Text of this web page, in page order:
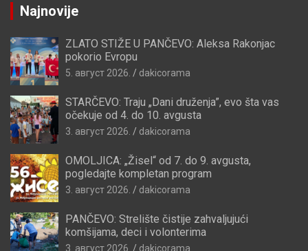
Najnovije
ZLATO STIŽE U PANČEVO: Aleksa Rakonjac
pokorio Evropu
5. август 2026. dakicorama
STARČEVO: Traju „Dani druženja”, evo šta vas
očekuje od 4. do 10. avgusta
3. август 2026. dakicorama
OMOLJICA: „Žisel“ od 7. do 9. avgusta,
pogledajte kompletan program
3. август 2026. dakicorama
PANČEVO: Strelište čistije zahvaljujući
komšijama, deci i volonterima
3. август 2026. dakicorama